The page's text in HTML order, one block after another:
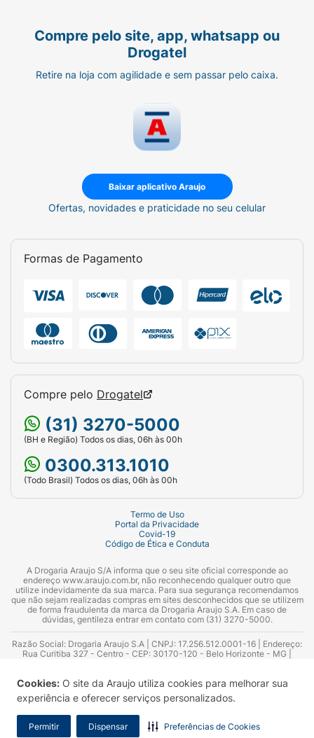
Cookies: O site da Araujo utiliza cookies para melhorar sua
experiência e oferecer serviços personalizados.
Permitir Dispensar Preferências de Cookies
Compre pelo site, app, whatsapp ou
Drogatel
Retire na loja com agilidade e sem passar pelo caixa.
Baixar aplicativo Araujo
Ofertas, novidades e praticidade no seu celular
Formas de Pagamento
Compre pelo Drogatel
(31) 3270-5000
(BH e Região) Todos os dias, 06h às 00h
0300.313.1010
(Todo Brasil) Todos os dias, 06h às 00h
Termo de Uso
Portal da Privacidade
Covid-19
Código de Ética e Conduta
A Drogaria Araujo S/A informa que o seu site oficial corresponde ao
endereço www.araujo.com.br, não reconhecendo qualquer outro que
utilize indevidamente da sua marca. Para sua segurança recomendamos
que não sejam realizadas compras em sites desconhecidos que se utilizem
de forma fraudulenta da marca da Drogaria Araujo S.A. Em caso de
dúvidas, gentileza entrar em contato com (31) 3270-5000.
Razão Social: Drogaria Araujo S.A | CNPJ: 17.256.512.0001-16 | Endereço:
Rua Curitiba 327 - Centro - CEP: 30170-120 - Belo Horizonte - MG |
Azevedo Guimarães – CRF 10.965 | Yasmin Silva Alvarenga – CRF 52.584 -
Consultor substituto: Thiago Aguiar Pinheiro - CRF Nº 13.748. Alvará
Sanitário: 2025020713 | Autorização de Funcionamento da Empresa (AFE):